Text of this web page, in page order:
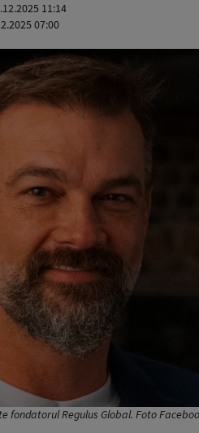
11:14
07:00
fondatorul Regulus Global. Foto